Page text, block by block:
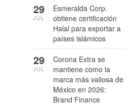
Esmeralda Corp.
obtiene certificación
Halal para exportar a
países islámicos
29
JUL
Corona Extra se
mantiene como la
marca más valiosa de
México en 2026:
Brand Finance
29
JUL